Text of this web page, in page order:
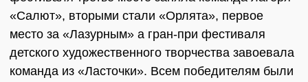
«Салют», вторыми стали «Орлята», первое
место за «Лазурным» а гран-при фестиваля
детского художественного творчества завоевала
команда из «Ласточки». Всем победителям были